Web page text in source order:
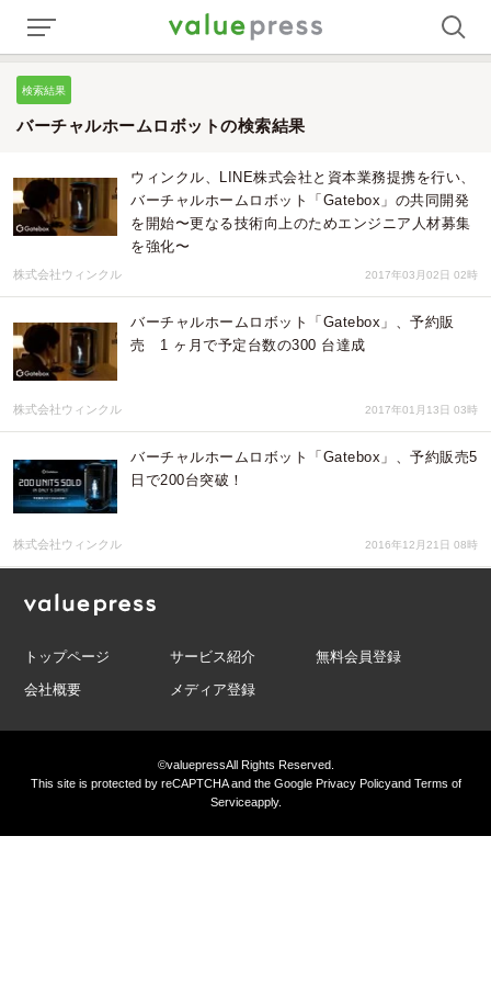
検索結果
バーチャルホームロボットの検索結果
ウィンクル、LINE株式会社と資本業務提携を行い、
バーチャルホームロボット「Gatebox」の共同開発
を開始〜更なる技術向上のためエンジニア人材募集
を強化〜
株式会社ウィンクル 2017年03月02日 02時
バーチャルホームロボット「Gatebox」、予約販
売 1 ヶ月で予定台数の300 台達成
株式会社ウィンクル 2017年01月13日 03時
バーチャルホームロボット「Gatebox」、予約販売5
日で200台突破！
株式会社ウィンクル 2016年12月21日 08時
トップページ サービス紹介
無料会員登録
会社概要
メディア登録
©valuepressAll Rights Reserved.
This site is protected by reCAPTCHA and the GooglePrivacy PolicyandTerms of
Serviceapply.